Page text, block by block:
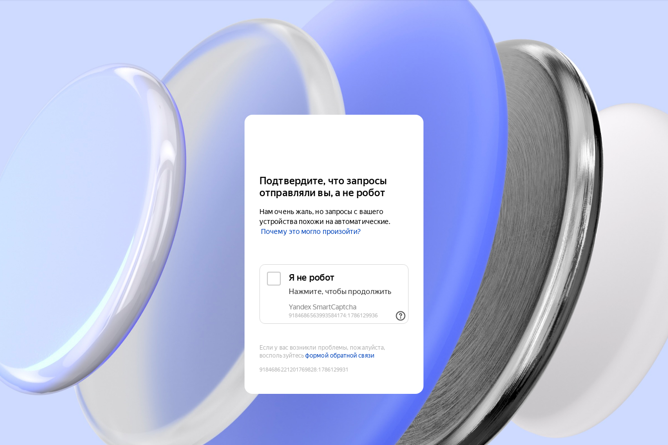
Подтвердите, что запросы
отправляли вы, а не робот
Нам очень жаль, но запросы с вашего
устройства похожи на автоматические.
Почему это могло произойти?
Если у вас возникли проблемы, пожалуйста,
воспользуйтесьформой обратной связи
9184686221201769828:1786129931